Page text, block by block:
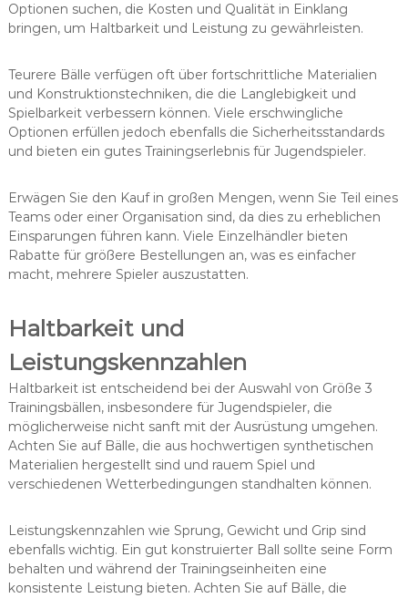
Optionen suchen, die Kosten und Qualität in Einklang
bringen, um Haltbarkeit und Leistung zu gewährleisten.
Teurere Bälle verfügen oft über fortschrittliche Materialien
und Konstruktionstechniken, die die Langlebigkeit und
Spielbarkeit verbessern können. Viele erschwingliche
Optionen erfüllen jedoch ebenfalls die Sicherheitsstandards
und bieten ein gutes Trainingserlebnis für Jugendspieler.
Erwägen Sie den Kauf in großen Mengen, wenn Sie Teil eines
Teams oder einer Organisation sind, da dies zu erheblichen
Einsparungen führen kann. Viele Einzelhändler bieten
Rabatte für größere Bestellungen an, was es einfacher
macht, mehrere Spieler auszustatten.
Haltbarkeit und
Leistungskennzahlen
Haltbarkeit ist entscheidend bei der Auswahl von Größe 3
Trainingsbällen, insbesondere für Jugendspieler, die
möglicherweise nicht sanft mit der Ausrüstung umgehen.
Achten Sie auf Bälle, die aus hochwertigen synthetischen
Materialien hergestellt sind und rauem Spiel und
verschiedenen Wetterbedingungen standhalten können.
Leistungskennzahlen wie Sprung, Gewicht und Grip sind
ebenfalls wichtig. Ein gut konstruierter Ball sollte seine Form
behalten und während der Trainingseinheiten eine
konsistente Leistung bieten. Achten Sie auf Bälle, die